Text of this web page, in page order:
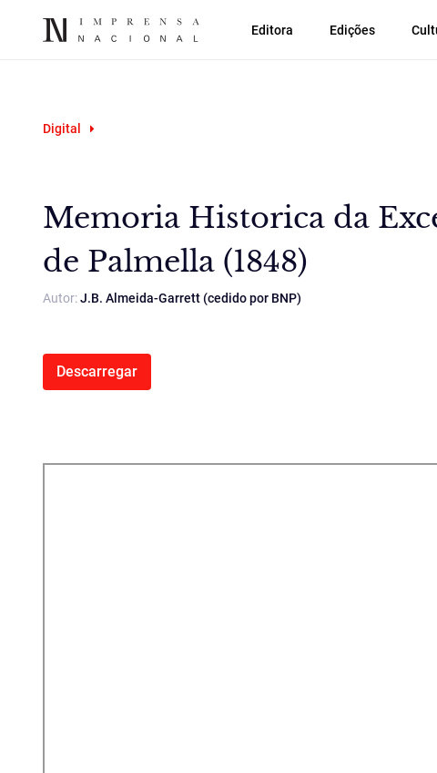
Editora Edições
Digital
Memoria Historica da
de Palmella (1848)
Autor:J.B. Almeida-Garrett (cedido por BNP)
Descarregar